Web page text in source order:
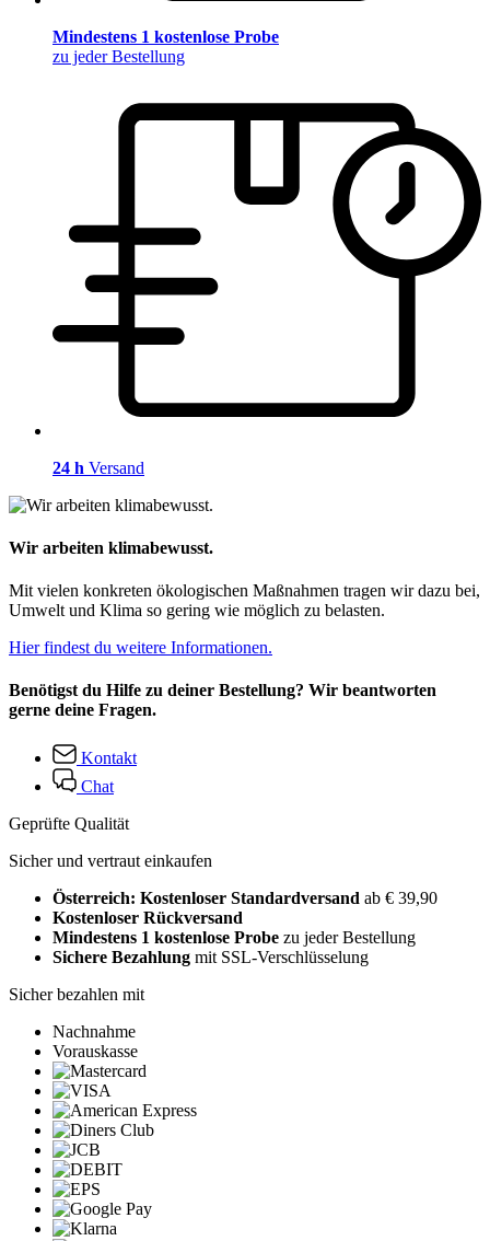
Mindestens 1 kostenlose Probe
zu jeder Bestellung
24 h Versand
Wir arbeiten klimabewusst.
Mit vielen konkreten ökologischen Maßnahmen tragen wir dazu bei,
Umwelt und Klima so gering wie möglich zu belasten.
Hier findest du weitere Informationen.
Benötigst du Hilfe zu deiner Bestellung? Wir beantworten
gerne deine Fragen.
Kontakt
Chat
Geprüfte Qualität
Sicher und vertraut einkaufen
Österreich: Kostenloser Standardversand ab € 39,90
Kostenloser Rückversand
Mindestens 1 kostenlose Probe zu jeder Bestellung
Sichere Bezahlung mit SSL-Verschlüsselung
Sicher bezahlen mit
Nachnahme
Vorauskasse